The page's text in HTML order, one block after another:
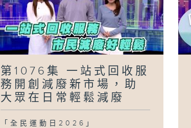
第1076集 一站式回收服
務開創減廢新市場，助
大眾在日常輕鬆減廢
「全民運動日2026」